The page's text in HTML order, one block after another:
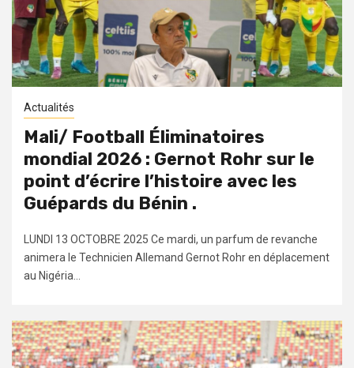
Actualités
Mali/ Football Éliminatoires
mondial 2026 : Gernot Rohr sur le
point d’écrire l’histoire avec les
Guépards du Bénin .
LUNDI 13 OCTOBRE 2025 Ce mardi, un parfum de revanche
animera le Technicien Allemand Gernot Rohr en déplacement
au Nigéria...